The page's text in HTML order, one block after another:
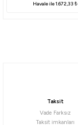
Havale ile 1.672,33 ₺
Taksit
Vade Farksız
Taksit imkanları